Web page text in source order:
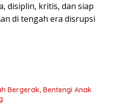
disiplin, kritis, dan siap
di tengah era disrupsi
Bergerak, Bentengi Anak